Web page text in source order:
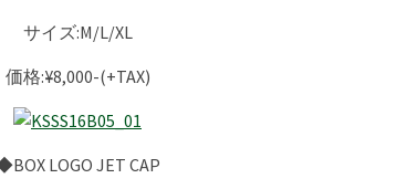
サイズ:M/L/XL
価格:¥8,000-(+TAX)
LOGO JET CAP